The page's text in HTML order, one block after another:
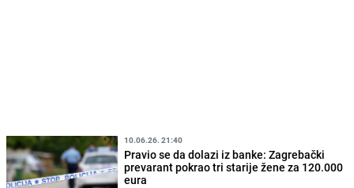
10.06.26. 21:40
Pravio se da dolazi iz banke: Zagrebački
prevarant pokrao tri starije žene za 120.000
eura